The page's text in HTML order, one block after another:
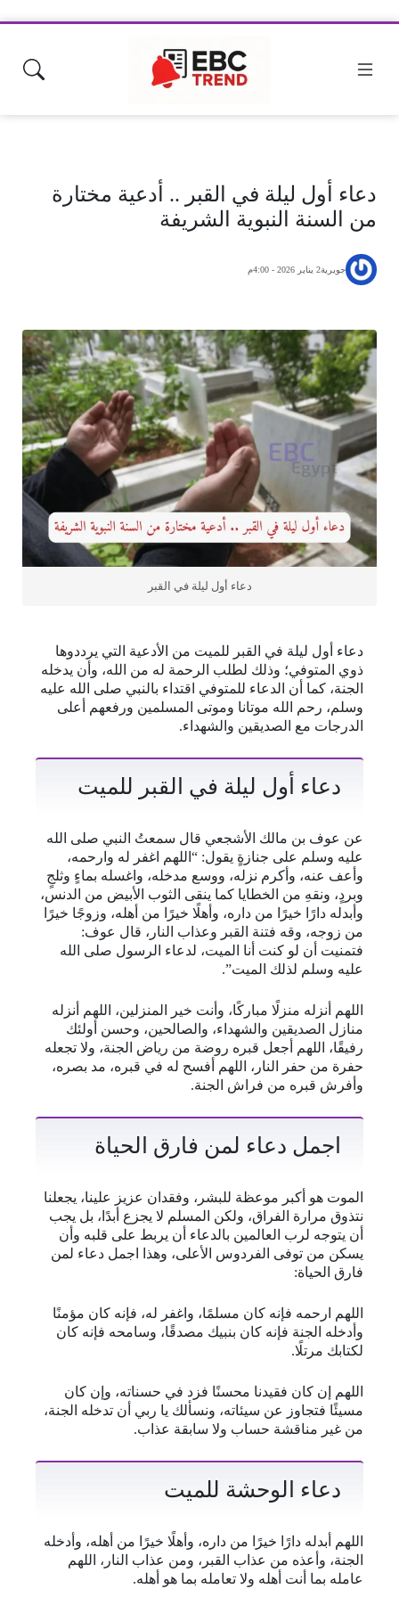
دعاء أول ليلة في القبر .. أدعية مختارة
من السنة النبوية الشريفة
جويرية2 يناير 2026 - 4:00م
دعاء أول ليلة في القبر
دعاء أول ليلة في القبر للميت من الأدعية التي يرددوها
ذوي المتوفي؛ وذلك لطلب الرحمة له من الله، وأن يدخله
الجنة، كما أن الدعاء للمتوفي اقتداء بالنبي صلى الله عليه
وسلم، رحم الله موتانا وموتى المسلمين ورفعهم أعلى
الدرجات مع الصديقين والشهداء.
دعاء أول ليلة في القبر للميت
عن عوف بن مالك الأشجعي قال سمعتُ النبي صلى الله
عليه وسلم على جنازةٍ يقول: “اللهم اغفر له وارحمه،
وأعف عنه، وأكرم نزله، ووسع مدخله، واغسله بماءٍ وثلجٍ
وبردٍ، ونقهِ من الخطايا كما ينقى الثوب الأبيض من الدنس،
وأبدله دارًا خيرًا من داره، وأهلًا خيرًا من أهله، وزوجًا خيرًا
من زوجه، وقه فتنة القبر وعذاب النار، قال عوف:
فتمنيت أن لو كنت أنا الميت، لدعاء الرسول صلى الله
عليه وسلم لذلك الميت”.
اللهم أنزله منزلًا مباركًا، وأنت خير المنزلين، اللهم أنزله
منازل الصديقين والشهداء، والصالحين، وحسن أولئك
رفيقًا، اللهم أجعل قبره روضة من رياض الجنة، ولا تجعله
حفرة من حفر النار، اللهم أفسح له في قبره، مد بصره،
وأفرش قبره من فراش الجنة.
اجمل دعاء لمن فارق الحياة
الموت هو أكبر موعظة للبشر، وفقدان عزيز علينا، يجعلنا
نتذوق مرارة الفراق، ولكن المسلم لا يجزع أبدًا، بل يجب
أن يتوجه لرب العالمين بالدعاء أن يربط على قلبه وأن
يسكن من توفى الفردوس الأعلى، وهذا اجمل دعاء لمن
فارق الحياة:
اللهم ارحمه فإنه كان مسلمًا، واغفر له، فإنه كان مؤمنًا
وأدخله الجنة فإنه كان بنبيك مصدقًا، وسامحه فإنه كان
لكتابك مرتلًا.
اللهم إن كان فقيدنا محسنًا فزد في حسناته، وإن كان
مسيئًا فتجاوز عن سيئاته، ونسألك يا ربي أن تدخله الجنة،
من غير مناقشة حساب ولا سابقة عذاب.
دعاء الوحشة للميت
اللهم أبدله دارًا خيرًا من داره، وأهلًا خيرًا من أهله، وأدخله
الجنة، وأعذه من عذاب القبر، ومن عذاب النار، اللهم
عامله بما أنت أهله ولا تعامله بما هو أهله.